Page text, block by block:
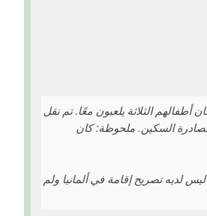
أطفالهم الثلاثة يلعبون معًا. تم نقل
السكين. ملحوظة: كان
لديه تصريح إقامة في ألمانيا ولم